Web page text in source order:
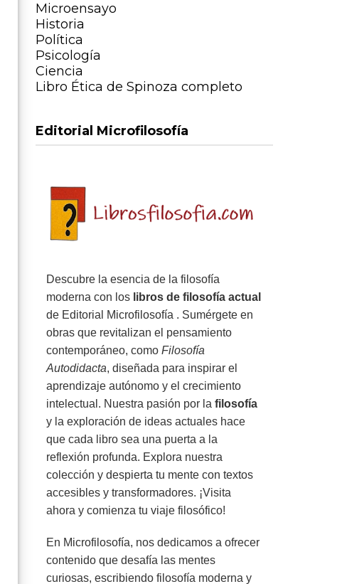
Microensayo
Historia
Política
Psicología
Ciencia
Libro Ética de Spinoza completo
Editorial Microfilosofía
Descubre la esencia de la filosofía
moderna con los libros de filosofía actual
de Editorial Microfilosofía . Sumérgete en
obras que revitalizan el pensamiento
contemporáneo, como Filosofía
Autodidacta, diseñada para inspirar el
aprendizaje autónomo y el crecimiento
intelectual. Nuestra pasión por la filosofía
y la exploración de ideas actuales hace
que cada libro sea una puerta a la
reflexión profunda. Explora nuestra
colección y despierta tu mente con textos
accesibles y transformadores. ¡Visita
ahora y comienza tu viaje filosófico!
En Microfilosofía, nos dedicamos a ofrecer
contenido que desafía las mentes
curiosas, escribiendo filosofía moderna y